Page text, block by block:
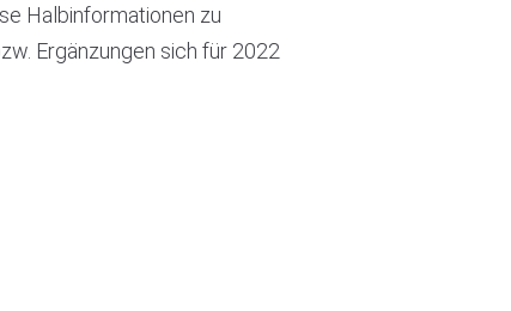
Halbinformationen zu
Ergänzungen sich für 2022